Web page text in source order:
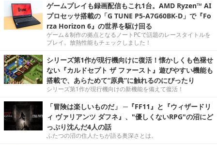
ゲームプレイも録画配信もこれ1台。AMD Ryzen™ AI
プロセッサ搭載の「G TUNE P5-A7G60BK-D」で『Fo
rza Horizon 6』の世界を駆け回る
ゲーム＆制作の拠点となるノートPCで話題のレースタイトルを
プレイ。放熱性能もチェックしました！
シリーズ第1作が現行機向けに復活！懐かしくも色褪せ
ない『カルドセプト ザ ファースト』遊びやすい機能も
搭載で、あらためて“原典”に触れるのにぴったり
シリーズ第1作が現行機向けの新機能を備えて復活！
「冒険は楽しいものだ」 ─『FF11』と『ウィザードリ
ィ ヴァリアンツ ダフネ』、"優しくないRPG"の沼にど
っぷり沈んだ4人の話
ふたつの沼の住人たちが語る奥深さとは。